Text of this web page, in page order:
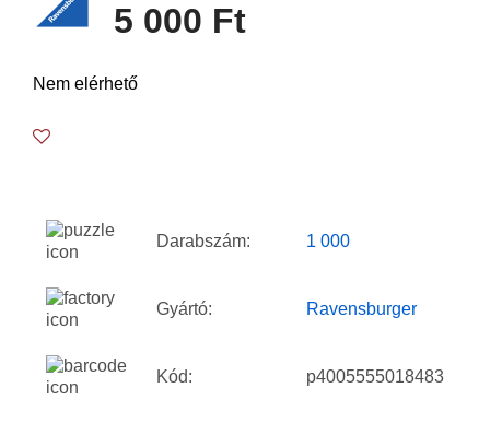
5 000 Ft
Nem elérhető
Darabszám: 1 000
Gyártó: Ravensburger
Kód: p4005555018483